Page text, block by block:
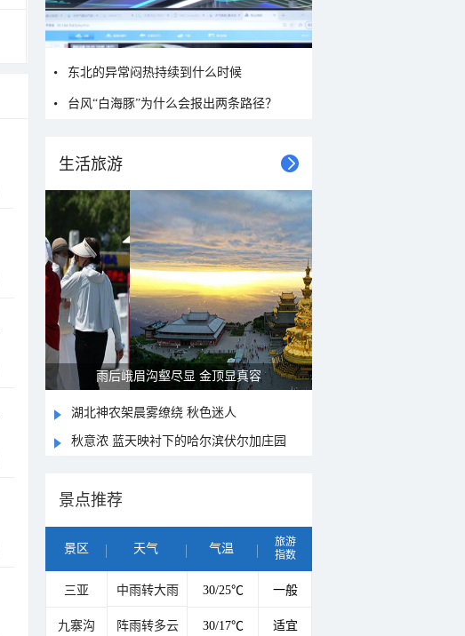
东北的异常闷热持续到什么时候
台风“白海豚”为什么会报出两条路径？
生活旅游
雨后峨眉沟壑尽显 金顶显真容
湖北神农架晨雾缭绕 秋色迷人
秋意浓 蓝天映衬下的哈尔滨伏尔加庄园
景点推荐
景区 天气 气温
旅游
指数
三亚 中雨转大雨 30/25℃ 一般
九寨沟 阵雨转多云 30/17℃ 适宜